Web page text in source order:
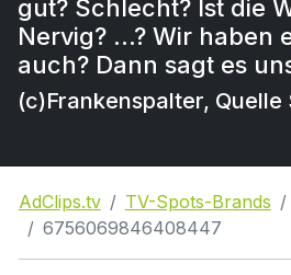
gut? Schlecht? Ist die
Nervig? …? Wir haben
auch? Dann sagt es
(c)Frankenspalter, Quelle
AdClips.tv TV-Spots-Brands
6756069846408447